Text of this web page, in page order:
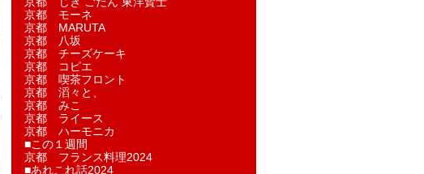
京都 モーネ
京都 MARUTA
京都 八坂
京都 チーズケーキ
京都 コピエ
京都 喫茶フロント
京都 滔々と、
京都 みこ
京都 ライース
京都 ハーモニカ
■この１週間
京都 フランス料理2024
■あれこれ話2024